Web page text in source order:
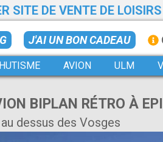
SITE DE VENTE DE
J'AI UN BON CADEAU
AVION ULM
BIPLAN RÉTRO À
dessus des Vosges